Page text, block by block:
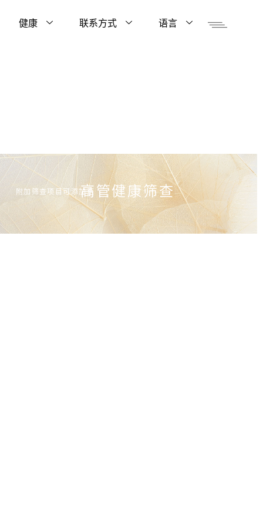
健康 联系方式 语言
附加筛查项目可添加至高管健康筛查